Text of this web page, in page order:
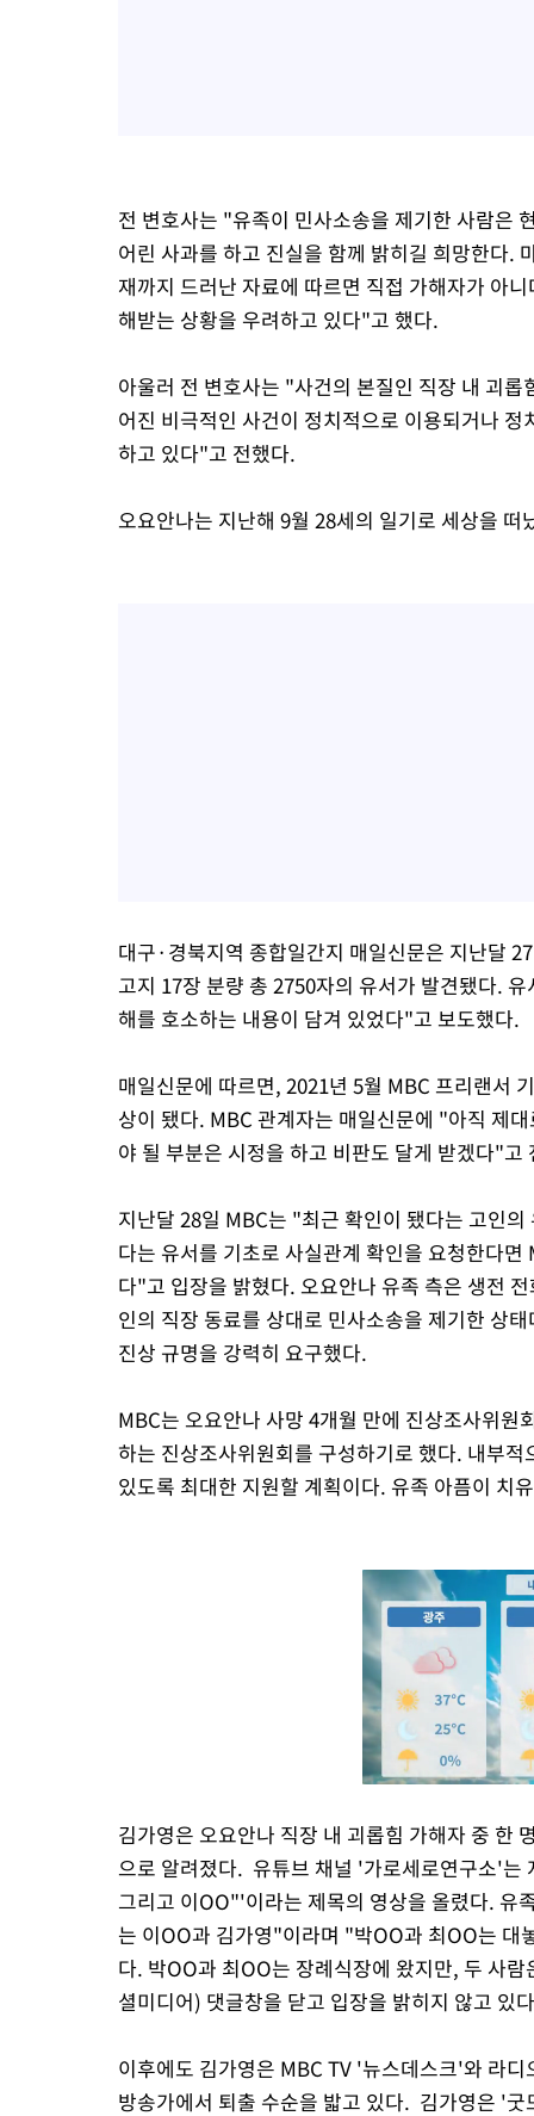
전 변호사는 "유족이 민사소송을 제기한 사람은
어린 사과를 하고 진실을 함께 밝히길 희망한다.
재까지 드러난 자료에 따르면 직접 가해자가 아
해받는 상황을 우려하고 있다"고 했다.
아울러 전 변호사는 "사건의 본질인 직장 내 괴
어진 비극적인 사건이 정치적으로 이용되거나
하고 있다"고 전했다.
오요안나는 지난해 9월 28세의 일기로 세상을
대구·경북지역 종합일간지 매일신문은 지난달
고지 17장 분량 총 2750자의 유서가 발견됐다.
해를 호소하는 내용이 담겨 있었다"고 보도했다.
매일신문에 따르면, 2021년 5월 MBC 프리랜서
상이 됐다. MBC 관계자는 매일신문에 "아직 제
야 될 부분은 시정을 하고 비판도 달게 받겠다"고
지난달 28일 MBC는 "최근 확인이 됐다는 고인
다는 유서를 기초로 사실관계 확인을 요청한다
다"고 입장을 밝혔다. 오요안나 유족 측은 생전
인의 직장 동료를 상대로 민사소송을 제기한 상
진상 규명을 강력히 요구했다.
MBC는 오요안나 사망 4개월 만에 진상조사위
하는 진상조사위원회를 구성하기로 했다. 내부
있도록 최대한 지원할 계획이다. 유족 아픔이 치
김가영은 오요안나 직장 내 괴롭힘 가해자 중 한
으로 알려졌다. 유튜브 채널 '가로세로연구소'는
그리고 이OO"'이라는 제목의 영상을 올렸다. 유
는 이OO과 김가영"이라며 "박OO과 최OO는 대
다. 박OO과 최OO는 장례식장에 왔지만, 두 사
셜미디어) 댓글창을 닫고 입장을 밝히지 않고 있
이후에도 김가영은 MBC TV '뉴스데스크'와 라
방송가에서 퇴출 수순을 밟고 있다. 김가영은 '